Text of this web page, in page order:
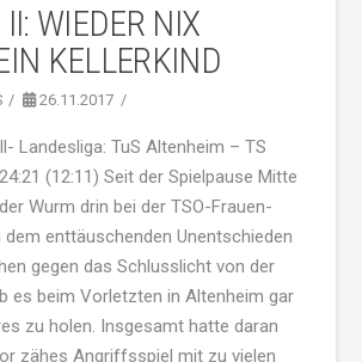
II: WIEDER NIX
KELLERKIND
26.11.2017
Landesliga: TuS Altenheim – TS
(12:11) Seit der Spielpause Mitte
Wurm drin bei der TSO-Frauen-
dem enttäuschenden Unentschieden
gegen das Schlusslicht von der
es beim Vorletzten in Altenheim gar
zu holen. Insgesamt hatte daran
zähes Angriffsspiel mit zu vielen